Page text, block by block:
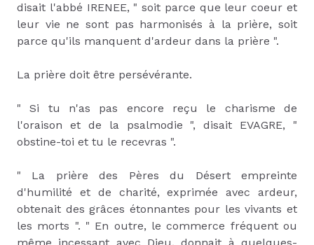
disait l'abbé IRENEE, " soit parce que leur coeur et
leur vie ne sont pas harmonisés à la prière, soit
parce qu'ils manquent d'ardeur dans la prière ".
La prière doit être persévérante.
" Si tu n'as pas encore reçu le charisme de
l'oraison et de la psalmodie ", disait EVAGRE, "
obstine-toi et tu le recevras ".
" La prière des Pères du Désert empreinte
d'humilité et de charité, exprimée avec ardeur,
obtenait des grâces étonnantes pour les vivants et
les morts ". " En outre, le commerce fréquent ou